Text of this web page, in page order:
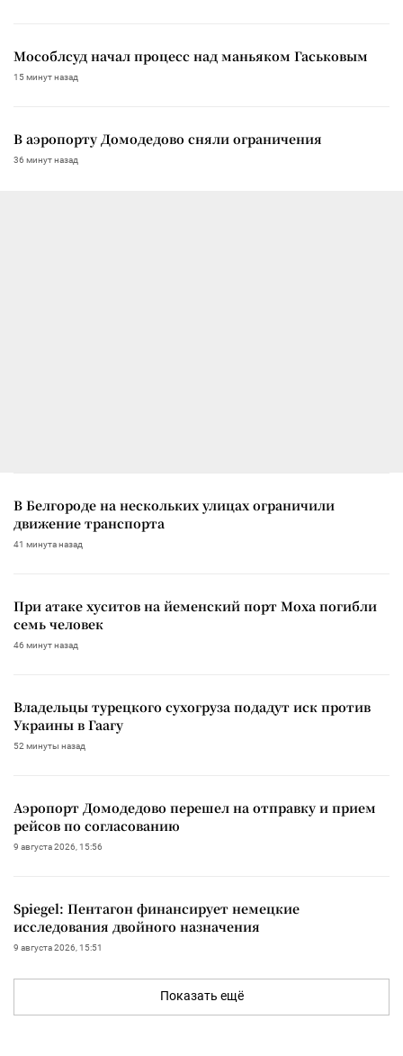
Мособлсуд начал процесс над маньяком Гаськовым
15 минут назад
В аэропорту Домодедово сняли ограничения
36 минут назад
В Белгороде на нескольких улицах ограничили
движение транспорта
41 минута назад
При атаке хуситов на йеменский порт Моха погибли
семь человек
46 минут назад
Владельцы турецкого сухогруза подадут иск против
Украины в Гаагу
52 минуты назад
Аэропорт Домодедово перешел на отправку и прием
рейсов по согласованию
9 августа 2026, 15:56
Spiegel: Пентагон финансирует немецкие
исследования двойного назначения
9 августа 2026, 15:51
Показать ещё